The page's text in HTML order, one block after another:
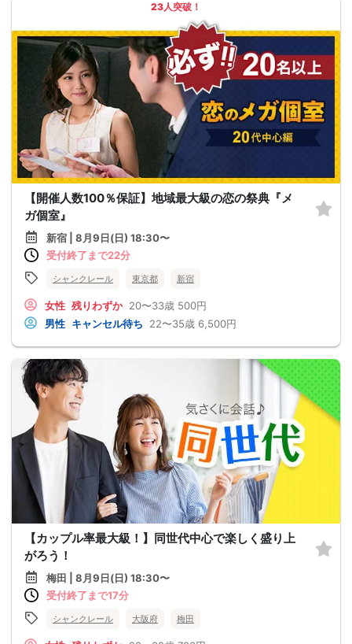
23人突破！
【開催人数100％保証】地域最大級の恋の祭典『メ
ガ個室』
新宿 | 8月9日(日) 18:30〜
受付終了まで22分
シャンクレール 東京都 新宿
女性 残りわずか 20〜33歳 500円
男性 キャンセル待ち 22〜35歳 6,500円
【カップル率最大級！】同世代中心で楽しく盛り上
がろう！
梅田 | 8月9日(日) 18:30〜
受付終了まで17分
シャンクレール 大阪府 梅田